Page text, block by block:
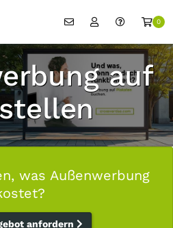
0
auf
was Außenwerbung
anfordern